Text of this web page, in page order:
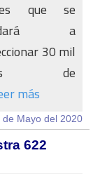
que se
a
30 mil
de
más
de Mayo del 2020
622